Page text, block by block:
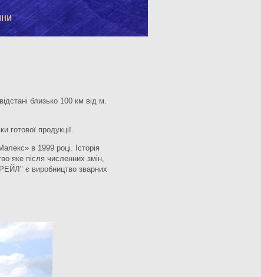
близько 100 км від м.
готової продукції.
в 1999 році. Історія
яке після численних змін,
є виробництво зварних